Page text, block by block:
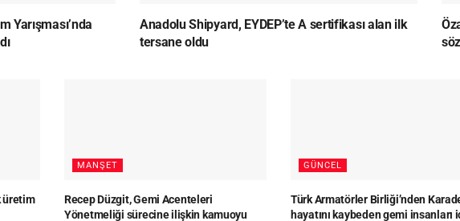
Yarışması’nda
Anadolu Shipyard, EYDEP’te A sertifikası alan ilk
tersane oldu
üretim
MANŞET
Recep Düzgit, Gemi Acenteleri
Yönetmeliği sürecine ilişkin kamuoyu
GÜNCEL
Türk Armatörler Birliği’nden
hayatını kaybeden gemi insanları